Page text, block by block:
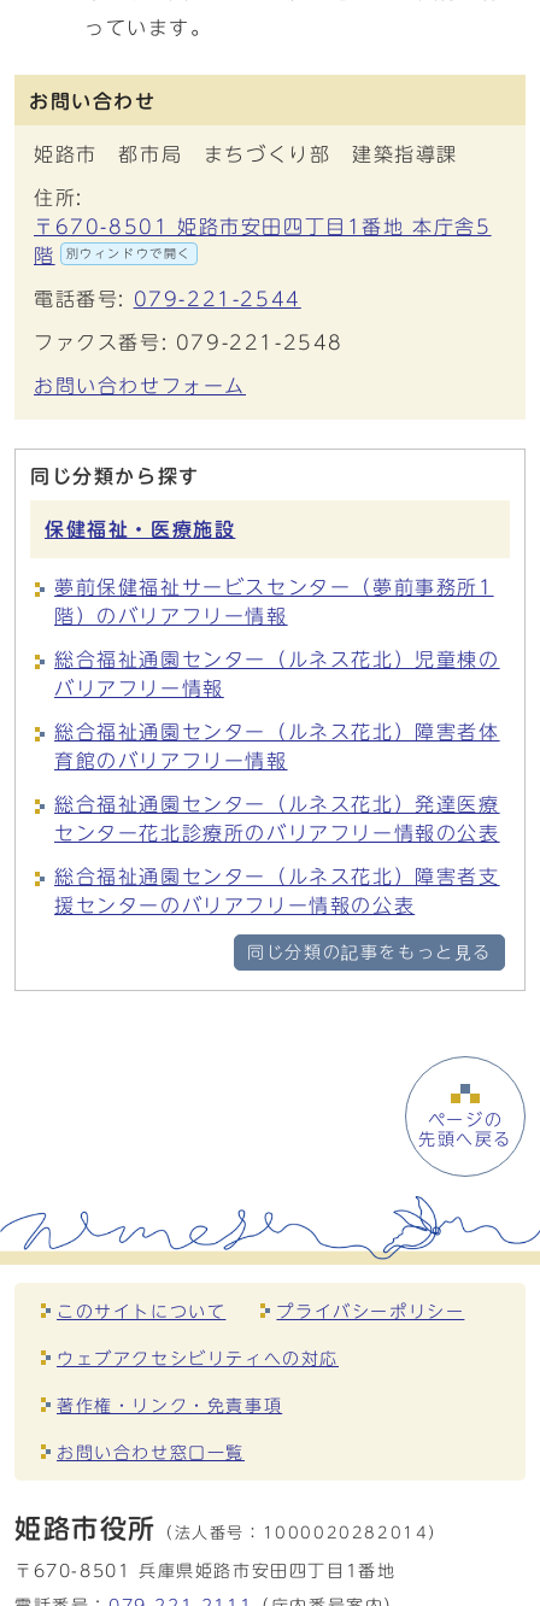
っています。
お問い合わせ
姫路市 都市局 まちづくり部 建築指導課
住所:
〒670-8501 姫路市安田四丁目1番地 本庁舎5
階
別ウィンドウで開く
電話番号: 079-221-2544
ファクス番号: 079-221-2548
お問い合わせフォーム
同じ分類から探す
保健福祉・医療施設
夢前保健福祉サービスセンター（夢前事務所1
階）のバリアフリー情報
総合福祉通園センター（ルネス花北）児童棟の
バリアフリー情報
総合福祉通園センター（ルネス花北）障害者体
育館のバリアフリー情報
総合福祉通園センター（ルネス花北）発達医療
センター花北診療所のバリアフリー情報の公表
総合福祉通園センター（ルネス花北）障害者支
援センターのバリアフリー情報の公表
同じ分類の記事をもっと見る
ページの
先頭へ戻る
このサイトについて プライバシーポリシー
ウェブアクセシビリティへの対応
著作権・リンク・免責事項
お問い合わせ窓口一覧
姫路市役所 （法人番号： 1000020282014）
〒670-8501 兵庫県姫路市安田四丁目1番地